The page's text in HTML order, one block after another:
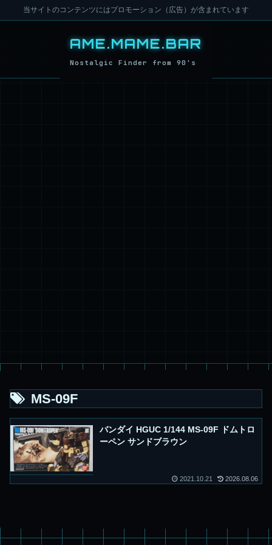
当サイトのコンテンツにはプロモーション（広告）が含まれています
MS-09F
バンダイ HGUC 1/144 MS-09F ドムトロ
ーペン サンドブラウン
2021.10.21 2026.08.06